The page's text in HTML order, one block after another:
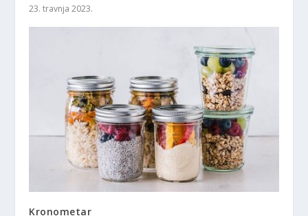
23. travnja 2023.
Kronometar